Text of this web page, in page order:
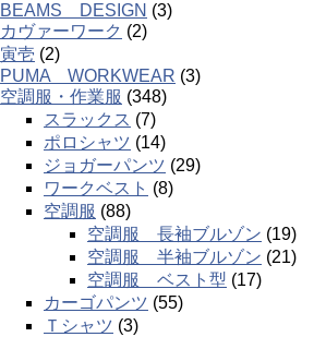
BEAMS DESIGN (3)
カヴァーワーク (2)
寅壱 (2)
PUMA WORKWEAR (3)
空調服・作業服 (348)
スラックス (7)
ポロシャツ (14)
ジョガーパンツ (29)
ワークベスト (8)
空調服 (88)
空調服 長袖ブルゾン (19)
空調服 半袖ブルゾン (21)
空調服 ベスト型 (17)
カーゴパンツ (55)
Ｔシャツ (3)